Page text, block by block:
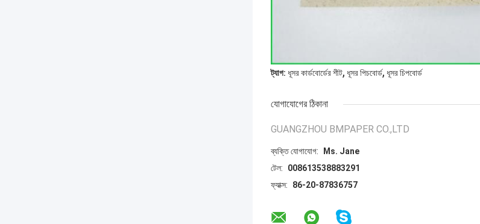
ট্যাগ: ধূসর কার্ডবোর্ডের শীট, ধূসর পিচবোর্ড, ধূসর চিপবোর্ড
যোগাযোগের ঠিকানা
GUANGZHOU BMPAPER CO.,LTD
ব্যক্তি যোগাযোগ:
Ms. Jane
টেল:
008613538883291
ফ্যাক্স:
86-20-87836757